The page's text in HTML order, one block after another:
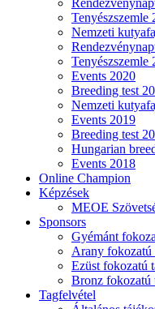
Tenyészszemle
Nemzeti
Tenyészszemle
Events 2020
Breeding test
Nemzeti
Events 2019
Breeding test
Hungarian
Events 2018
Online Champion
Képzések
MEOE
Sponsors
Gyémánt
Arany fokozatú
Ezüst fokozatú
Bronz fokozatú
Tagfelvétel